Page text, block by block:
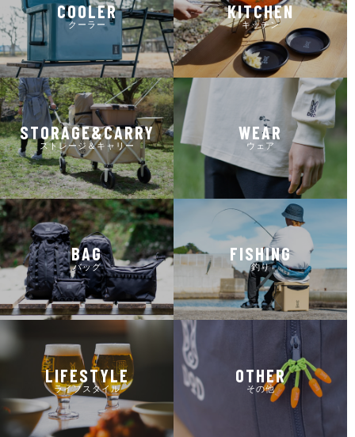
COOLER
クーラー
KITCHEN
キッチン
STORAGE&CARRY
ストレージ＆キャリー
WEAR
ウェア
BAG
バッグ
FISHING
釣り
LIFESTYLE
ライフスタイル
OTHER
その他